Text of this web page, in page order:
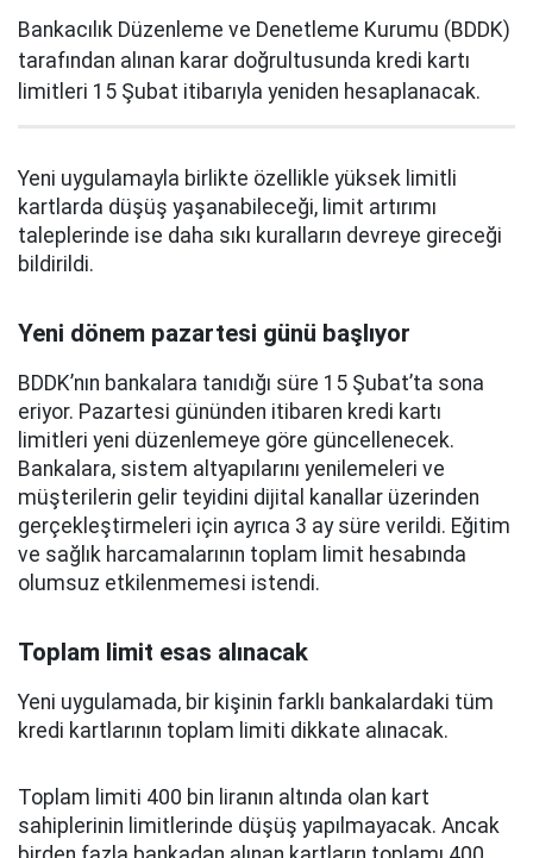
Bankacılık Düzenleme ve Denetleme Kurumu (BDDK)
tarafından alınan karar doğrultusunda kredi kartı
limitleri 15 Şubat itibarıyla yeniden hesaplanacak.
Yeni uygulamayla birlikte özellikle yüksek limitli
kartlarda düşüş yaşanabileceği, limit artırımı
taleplerinde ise daha sıkı kuralların devreye gireceği
bildirildi.
Yeni dönem pazartesi günü başlıyor
BDDK’nın bankalara tanıdığı süre 15 Şubat’ta sona
eriyor. Pazartesi gününden itibaren kredi kartı
limitleri yeni düzenlemeye göre güncellenecek.
Bankalara, sistem altyapılarını yenilemeleri ve
müşterilerin gelir teyidini dijital kanallar üzerinden
gerçekleştirmeleri için ayrıca 3 ay süre verildi. Eğitim
ve sağlık harcamalarının toplam limit hesabında
olumsuz etkilenmemesi istendi.
Toplam limit esas alınacak
Yeni uygulamada, bir kişinin farklı bankalardaki tüm
kredi kartlarının toplam limiti dikkate alınacak.
Toplam limiti 400 bin liranın altında olan kart
sahiplerinin limitlerinde düşüş yapılmayacak. Ancak